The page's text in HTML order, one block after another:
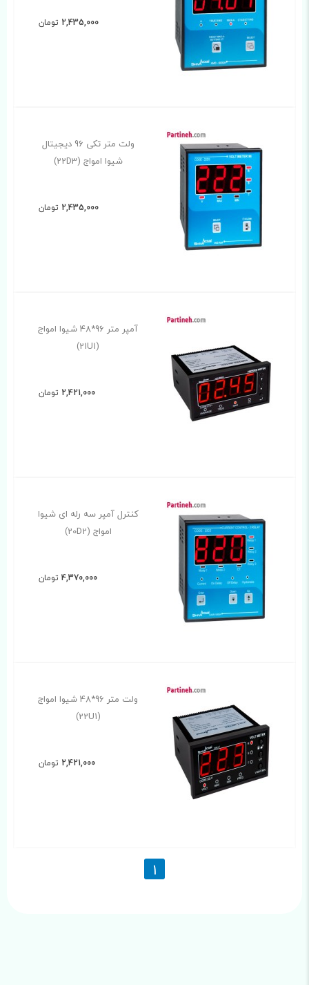
2,435,000 تومان
ولت متر تکی 96 دیجیتال
شیوا امواج (22D3)
2,435,000 تومان
آمپر متر 96*48 شیوا امواج
(21U1)
2,421,000 تومان
کنترل آمپر سه رله ای شیوا
امواج (20D2)
4,370,000 تومان
ولت متر 96*48 شیوا امواج
(22U1)
2,421,000 تومان
1